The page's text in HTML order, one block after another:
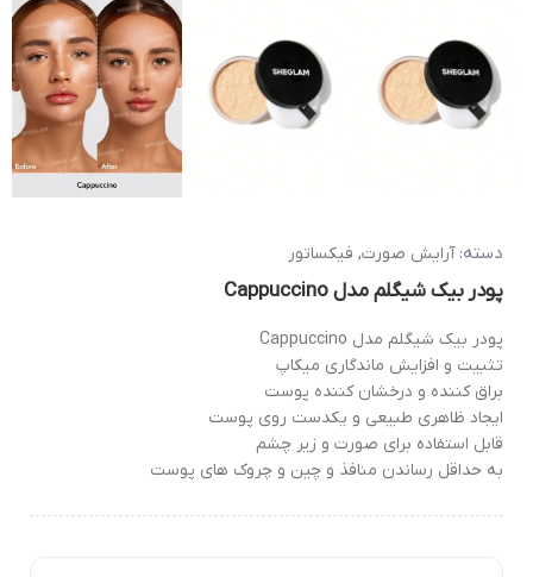
دسته: آرایش صورت, فیکساتور
پودر بیک شیگلم مدل Cappuccino
پودر بیک شیگلم مدل Cappuccino
تثبیت و افزایش ماندگاری میکاپ
براق کننده و درخشان کننده پوست
ایجاد ظاهری طبیعی و یکدست روی پوست
قابل استفاده برای صورت و زیر چشم
به حداقل رساندن منافذ و چین و چروک های پوست